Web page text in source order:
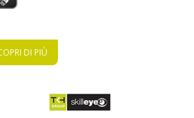
DI PIÙ